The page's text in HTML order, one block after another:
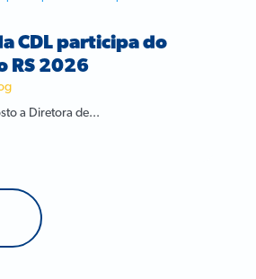
CDL participa do
RS 2026
a Diretora de...